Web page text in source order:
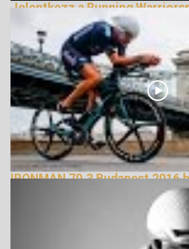
Jelentkezz a Running
245278 Nézetek
IRONMAN 70.3 Budapest 2016